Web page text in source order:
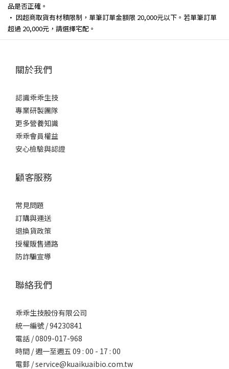
品是否正確。
• 因超商取貨有材積限制，單筆訂單金額限 20,000元以下。若單筆訂單
超過 20,000元，請選擇宅配。
關於我們
認識乖乖生技
專業研製團隊
更多營養知識
乖乖會員權益
安心檢驗與認證
顧客服務
常見問題
訂購與運送
退換貨政策
授權販售通路
防詐騙宣導
聯絡我們
乖乖生技股份有限公司
統一編號 / 94230841
電話 / 0809-017-968
時間 / 週一至週五 09 : 00 - 17 : 00
電郵 /service@kuaikuaibio.com.tw